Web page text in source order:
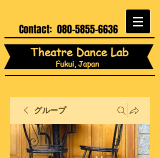
Contact: 080-5855-6636
Theatre Dance Lab
Fukui, Japan
グループ